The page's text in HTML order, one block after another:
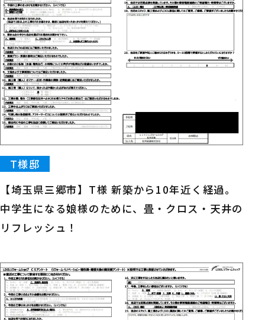
T様邸
【埼玉県三郷市】T様 新築から10年近く経過。
中学生になる娘様のために、畳・クロス・天井の
リフレッシュ！